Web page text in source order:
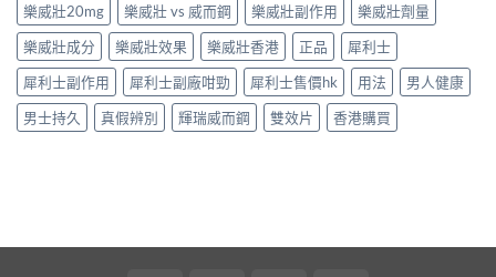
樂威壯20mg
樂威壯 vs 威而鋼 樂威壯副作用
樂威壯劑量
樂威壯成分
樂威壯效果 樂威壯香港 正品
犀利士
犀利士副作用
犀利士副廠咁勁 犀利士售價hk 用法
男人健康
男士持久
真假辨別 輝瑞威而鋼 雙效片 香港購買